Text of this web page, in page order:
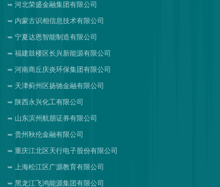
河北荣盛金融集团有限公司
内蒙古识相信息技术有限公司
宁夏达恩智能制造有限公司
福建鼓楼区长兴新能源有限公司
河南商丘庆炎环保集团有限公司
天津蓟州区扬驰金融有限公司
陕西永兴化工有限公司
山东滨州航朋证券有限公司
贵州秋伦金融有限公司
重庆江北区天行电子股份有限公司
上海松江区广源教育有限公司
黑龙江飞鸿能源集团有限公司